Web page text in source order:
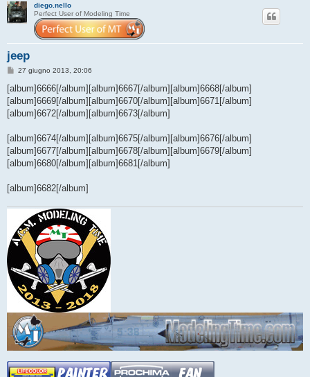
diego.nello
Perfect User of Modeling Time
jeep
M
s
a
g
o
27 giugno 2013, 20:06
[album]6666[/album][album]6667[/album][album]6668[/album]
[album]6669[/album][album]6670[/album][album]6671[/album]
[album]6672[/album][album]6673[/album]
[album]6674[/album][album]6675[/album][album]6676[/album]
[album]6677[/album][album]6678[/album][album]6679[/album]
[album]6680[/album][album]6681[/album]
[album]6682[/album]